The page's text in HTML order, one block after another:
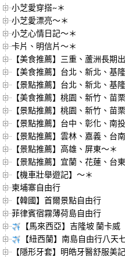
小芝愛穿搭~＊
小芝愛漂亮～＊
小芝心情日記～＊
卡片、明信片～＊
【美食推薦】三重、蘆洲長期
【美食推薦】台北、新北、基
【景點推薦】台北、新北、基
【美食推薦】桃園、新竹、苗
【景點推薦】桃園、新竹、苗
【景點推薦】台中、彰化、南
【景點推薦】雲林、嘉義、台
【景點推薦】高雄、屏東～＊
【景點推薦】宜蘭、花蓮、台
【機車壯舉遊記】～＊
柬埔寨自由行
【韓國】首爾景點自由行
菲律賓宿霧薄荷島自由行
【馬來西亞】吉隆坡 蘭卡威
【紐西蘭】南島自由行八天
【隱形牙套】明皓牙醫舒服美